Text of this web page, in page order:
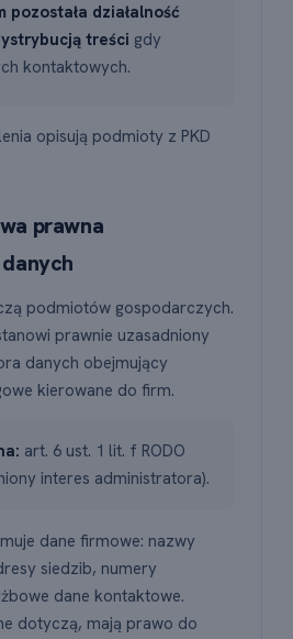
pozostała działalność
treści gdy
kontaktowych.
opisują podmioty z PKD
prawna
podmiotów gospodarczych.
prawnie uzasadniony
danych obejmujący
kierowane do firm.
art. 6 ust. 1 lit. f RODO
interes administratora).
dane firmowe: nazwy
siedzib, numery
dane kontaktowe.
dotyczą, mają prawo do